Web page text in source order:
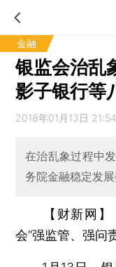
金融
银监会治乱
影子银行等
2018年01月13日 21:54
在治乱象过程中
务院金融稳定发
【财新网
会“强监管、强问